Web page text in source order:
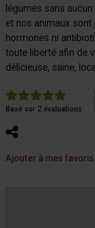
légumes sans
et nos animaux sont
hormones ni
toute liberté afin de
délicieuse, saine,
5
Basé sur 2 évaluations
Partager
Ajouter à mes favoris